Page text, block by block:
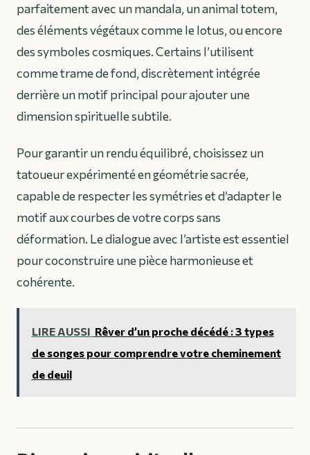
parfaitement avec un mandala, un animal totem,
des éléments végétaux comme le lotus, ou encore
des symboles cosmiques. Certains l’utilisent
comme trame de fond, discrètement intégrée
derrière un motif principal pour ajouter une
dimension spirituelle subtile.
Pour garantir un rendu équilibré, choisissez un
tatoueur expérimenté en géométrie sacrée,
capable de respecter les symétries et d’adapter le
motif aux courbes de votre corps sans
déformation. Le dialogue avec l’artiste est essentiel
pour coconstruire une pièce harmonieuse et
cohérente.
LIRE AUSSI Rêver d’un proche décédé : 3 types
de songes pour comprendre votre cheminement
de deuil